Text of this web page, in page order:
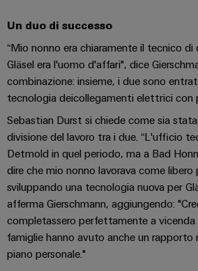
la
energetica
comprovata
Fotovoltaico
l'energia
solare
il
grado
di
efficacia
risorse
Idrogeno
e
soluzioni
Analitica
industriale
Automazione
decentrata
Automazione
industriale
IoT
industriale
Sicurezza
Componenti
elettronici
Moduli
relè
e
relè
a
stato
solido
Amplificatori
di
Cataloghi
prodotti
tecnici
e
ricambi
Corsi
di
formazione
e
webinar
Efficiency
(OEE)
Eventi
e
fiere
Trade
Press
News
I
nostri
partner
Distribuzione
Un duo di successo
“Mio nonno era chiaramente il tecnico
Gläsel era l'uomo d'affari", dice
combinazione: insieme, i due sono
tecnologia deicollegamenti elettrici con
Sebastian Durst si chiede come sia
divisione del lavoro tra i due. “L'ufficio
Detmold in quel periodo, ma a Bad
dire che mio nonno lavorava come libero
sviluppando una tecnologia nuova per
afferma Gierschmann, aggiungendo:
completassero perfettamente a
famiglie hanno avuto anche un rapporto
piano personale."